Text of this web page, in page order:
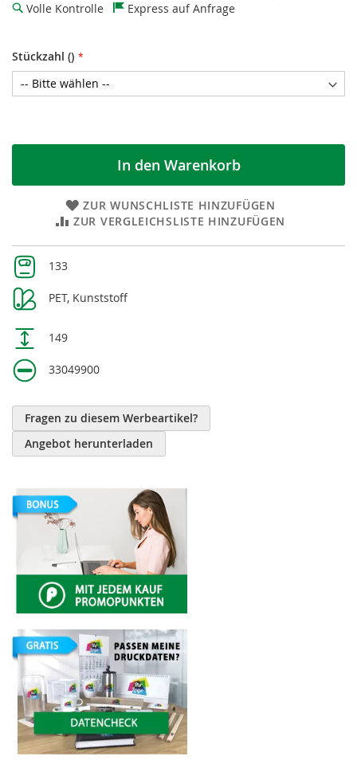
Volle Kontrolle
Express auf Anfrage
Stückzahl ()
In den Warenkorb
ZUR WUNSCHLISTE HINZUFÜGEN
ZUR VERGLEICHSLISTE HINZUFÜGEN
Weitere
Informationen
133
PET, Kunststoff
149
33049900
Fragen zu diesem Werbeartikel?
Angebot herunterladen